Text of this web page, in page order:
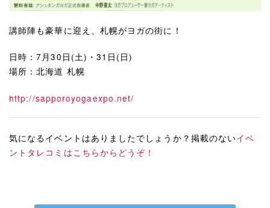
講師陣も豪華に迎え、札幌がヨガの街に！
日時：7月30日(土)・31日(日)
場所：北海道 札幌
http://sapporoyogaexpo.net/
気になるイベントはありましたでしょうか？掲載のないイベ
ントタレコミはこちらからどうぞ！